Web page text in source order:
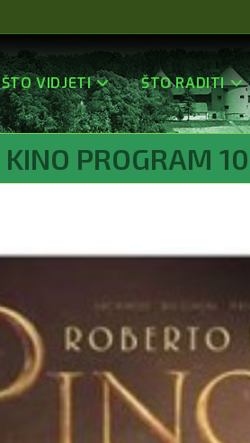
ŠTO VIDJETI ŠTO RADITI
KINO PROGRAM